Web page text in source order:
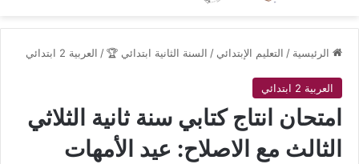
الرئيسية / التعليم الإبتدائي / السنة الثانية ابتدائي 🏆/ العربية 2 ابتدائي
العربية 2 ابتدائي
امتحان انتاج كتابي سنة ثانية الثلاثي
الثالث مع الاصلاح: عيد الأمهات